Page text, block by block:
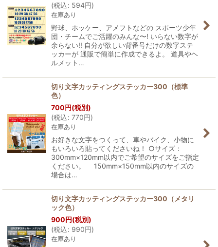
(税込: 594円)
在庫あり
野球、ホッケー、アメフトなどの スポーツ少年
団・チームでご活躍のみんな〜! いらない数字が
余らない!! 自分が欲しい背番号だけの数字ステ
ッカーが 通販で簡単に作成できるよ。 道具やヘ
ルメット…
切り文字カッティングステッカー300（標準
色）
700円(税別)
(税込: 770円)
在庫あり
お好きな文字をつくって、車やバイク、小物に
もいろいろ貼ってくださいね！ ○サイズ：
300mm×120mm以内でご希望のサイズをご指定
ください。 150mm×150mm以内のサイズの
場合は…
切り文字カッティングステッカー300（メタリ
ック色）
900円(税別)
(税込: 990円)
在庫あり